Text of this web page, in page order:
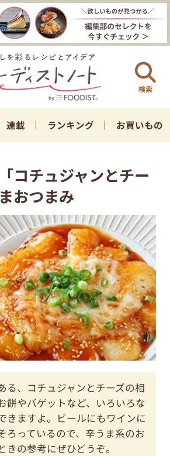
検索
連載 ランキング お買いもの
コチュジャンとチー
おつまみ
る、コチュジャンとチーズの相
餅やバゲットなど、いろいろな
きますよ。ビールにもワインに
ろっているので、辛うま系のお
きの参考にぜひどうぞ。